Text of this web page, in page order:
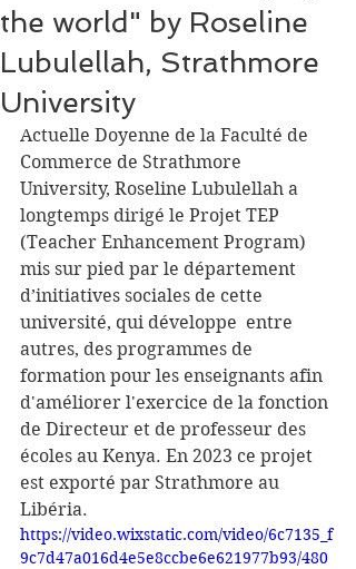
the world" by Roseline
Lubulellah, Strathmore
University
Actuelle Doyenne de la Faculté de
Commerce de Strathmore
University, Roseline Lubulellah a
longtemps dirigé le Projet TEP
(Teacher Enhancement Program)
mis sur pied par le département
d’initiatives sociales de cette
université, qui développe  entre
autres, des programmes de
formation pour les enseignants afin
d'améliorer l'exercice de la fonction
de Directeur et de professeur des
écoles au Kenya. En 2023 ce projet
est exporté par Strathmore au
Libéria.
https://video.wixstatic.com/video/6c7135_f
9c7d47a016d4e5e8ccbe6e621977b93/480